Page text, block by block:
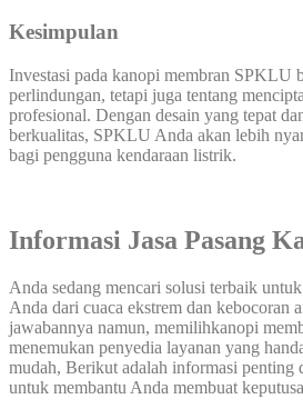
Kesimpulan
Investasi pada kanopi membran SPKLU
perlindungan, tetapi juga tentang
profesional. Dengan desain yang tepat
berkualitas, SPKLU Anda akan lebih
bagi pengguna kendaraan listrik.
Informasi Jasa Pasang
Anda sedang mencari solusi terbaik
Anda dari cuaca ekstrem dan kebocoran
jawabannya namun, memilihkanopi
menemukan penyedia layanan yang
mudah, Berikut adalah informasi penting
untuk membantu Anda membuat